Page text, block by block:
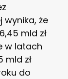
wynika, że
mld zł
w latach
mld zł
do